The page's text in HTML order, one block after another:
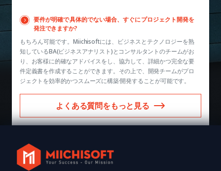
要件が明確で具体的でない場合、すぐにプロジェクト開発を
発注できますか?
もちろん可能です。Miichisoftには、ビジネスとテクノロジーを熟
知しているBA(ビジネスアナリスト)とコンサルタントのチームがお
り、お客様に的確なアドバイスをし、協力して、詳細かつ完全な要
件定義書を作成することができます。その上で、開発チームがプロ
ジェクトを効率的かつスムーズに構築·開発することが可能です。
よくある質問をもっと見る